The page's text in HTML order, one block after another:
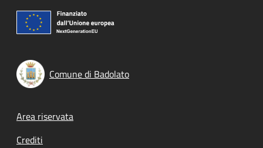
Comune di Badolato
Footer menu
Area riservata
Crediti